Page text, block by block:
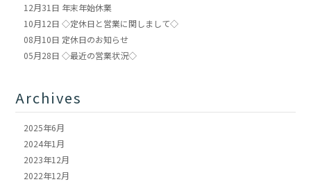
12月31日 年末年始休業
10月12日 ◇定休日と営業に関しまして◇
08月10日 定休日のお知らせ
05月28日 ◇最近の営業状況◇
Archives
2025年6月
2024年1月
2023年12月
2022年12月